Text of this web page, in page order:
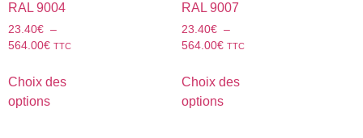
RAL 9004
23.40€ –
564.00€ TTC
Choix des
options
RAL 9007
23.40€ –
564.00€ TTC
Choix des
options